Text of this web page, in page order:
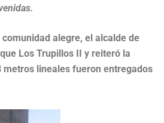
alegre, el alcalde de
Los Trupillos II y reiteró la
lineales fueron entregados